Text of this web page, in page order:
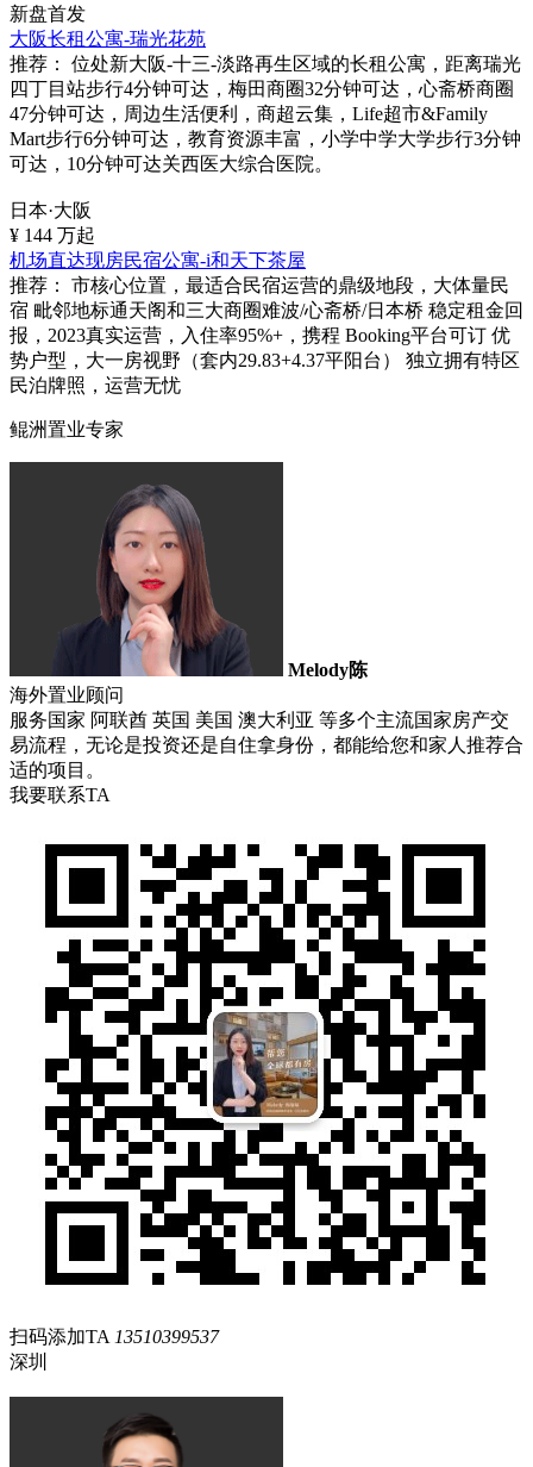
新盘首发
大阪长租公寓-瑞光花苑
推荐：
位处新大阪-十三-淡路再生区域的长租公寓，距离瑞光
四丁目站步行4分钟可达，梅田商圈32分钟可达，心斋桥商圈
47分钟可达，周边生活便利，商超云集，Life超市&Family
Mart步行6分钟可达，教育资源丰富，小学中学大学步行3分钟
可达，10分钟可达关西医大综合医院。
日本·大阪
¥ 144 万起
机场直达现房民宿公寓-i和天下茶屋
推荐：
市核心位置，最适合民宿运营的鼎级地段，大体量民
宿 毗邻地标通天阁和三大商圈难波/心斋桥/日本桥 稳定租金回
报，2023真实运营，入住率95%+，携程 Booking平台可订 优
势户型，大一房视野（套内29.83+4.37平阳台） 独立拥有特区
民泊牌照，运营无忧
鲲洲置业专家
Melody陈
海外置业顾问
服务国家 阿联酋 英国 美国 澳大利亚 等多个主流国家房产交
易流程，无论是投资还是自住拿身份，都能给您和家人推荐合
适的项目。
我要联系TA
扫码添加TA 13510399537
深圳